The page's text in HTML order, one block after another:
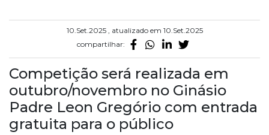
10.Set.2025 , atualizado em 10.Set.2025
compartilhar:
Competição será realizada em
outubro/novembro no Ginásio
Padre Leon Gregório com entrada
gratuita para o público